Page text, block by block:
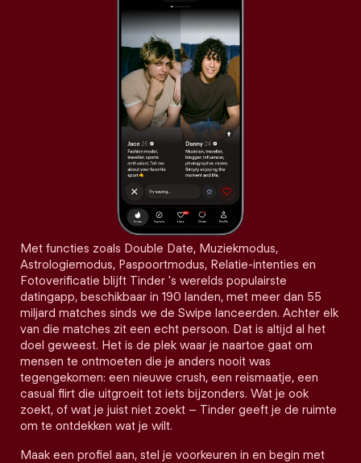
Met functies zoals Double Date, Muziekmodus,
Astrologiemodus, Paspoortmodus, Relatie-intenties en
Fotoverificatie blijft Tinder 's werelds populairste
datingapp, beschikbaar in 190 landen, met meer dan 55
miljard matches sinds we de Swipe lanceerden. Achter elk
van die matches zit een echt persoon. Dat is altijd al het
doel geweest. Het is de plek waar je naartoe gaat om
mensen te ontmoeten die je anders nooit was
tegengekomen: een nieuwe crush, een reismaatje, een
casual flirt die uitgroeit tot iets bijzonders. Wat je ook
zoekt, of wat je juist niet zoekt – Tinder geeft je de ruimte
om te ontdekken wat je wilt.
Maak een profiel aan, stel je voorkeuren in en begin met